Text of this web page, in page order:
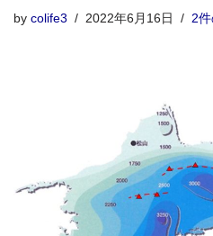
プ
by colife3 2022年6月16日 2